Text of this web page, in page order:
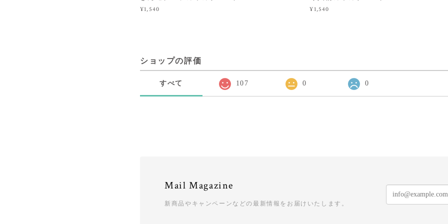
¥1,540 ¥1,540
ショップの評価
すべて 107 0 0
Mail Magazine
新商品やキャンペーンなどの最新情報をお届けいたします。